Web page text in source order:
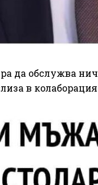
да обслужва
в